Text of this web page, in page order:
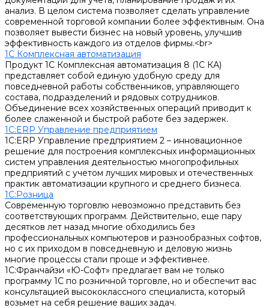
анализ. В целом система позволяет сделать управление
современной торговой компании более эффективным. Она
позволяет вывести бизнес на новый уровень, улучшив
эффективность каждого из отделов фирмы.<br>
1С Комплексная автоматизация
Продукт 1С Комплексная автоматизация 8 (1С КА)
представляет собой единую удобную среду для
повседневной работы собственников, управляющего
состава, подразделений и рядовых сотрудников.
Объединение всех хозяйственных операций приводит к
более слаженной и быстрой работе без задержек.
1С:ERP Управление предприятием
1С:ERP Управление предприятием 2 – инновационное
решение для построения комплексных информационных
систем управления деятельностью многопрофильных
предприятий с учетом лучших мировых и отечественных
практик автоматизации крупного и среднего бизнеса.
1С:Розница
Современную торговлю невозможно представить без
соответствующих программ. Действительно, еще пару
десятков лет назад многие обходились без
профессиональных компьютеров и разнообразных софтов,
но с их приходом в повседневную и деловую жизнь
многие процессы стали проще и эффективнее.
1С:Франчайзи «Ю-Софт» предлагает вам не только
программу 1С по розничной торговле, но и обеспечит вас
консультацией высококлассного специалиста, который
возьмет на себя решение ваших задач.